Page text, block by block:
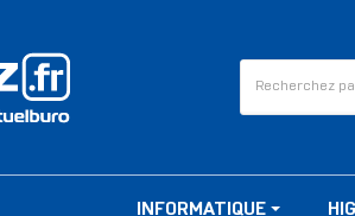
INFORMATIQUE